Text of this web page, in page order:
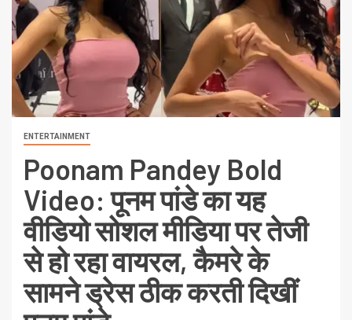
ENTERTAINMENT
Poonam Pandey Bold
Video: पूनम पांडे का यह
वीडियो सोशल मीडिया पर तेजी
से हो रहा वायरल, कैमरे के
सामने ड्रेस ठीक करती दिखीं